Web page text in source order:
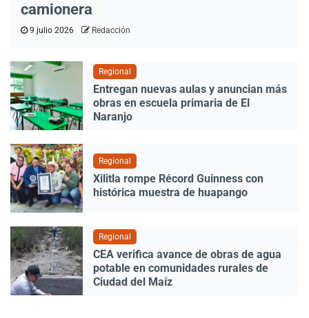
camionera
9 julio 2026 Redacción
Regional
Entregan nuevas aulas y anuncian más
obras en escuela primaria de El
Naranjo
Regional
Xilitla rompe Récord Guinness con
histórica muestra de huapango
Regional
CEA verifica avance de obras de agua
potable en comunidades rurales de
Ciudad del Maíz